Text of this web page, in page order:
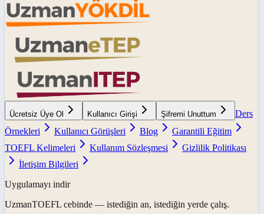
Ücretsiz Üye Ol Kullanıcı Girişi Şifremi Unuttum
Ders
Örnekleri
Kullanıcı Görüşleri Blog
Garantili Eğitim
TOEFL Kelimeleri
Kullanım Sözleşmesi
Gizlilik Politikası
İletişim Bilgileri
Uygulamayı indir
UzmanTOEFL cebinde — istediğin an, istediğin yerde çalış.